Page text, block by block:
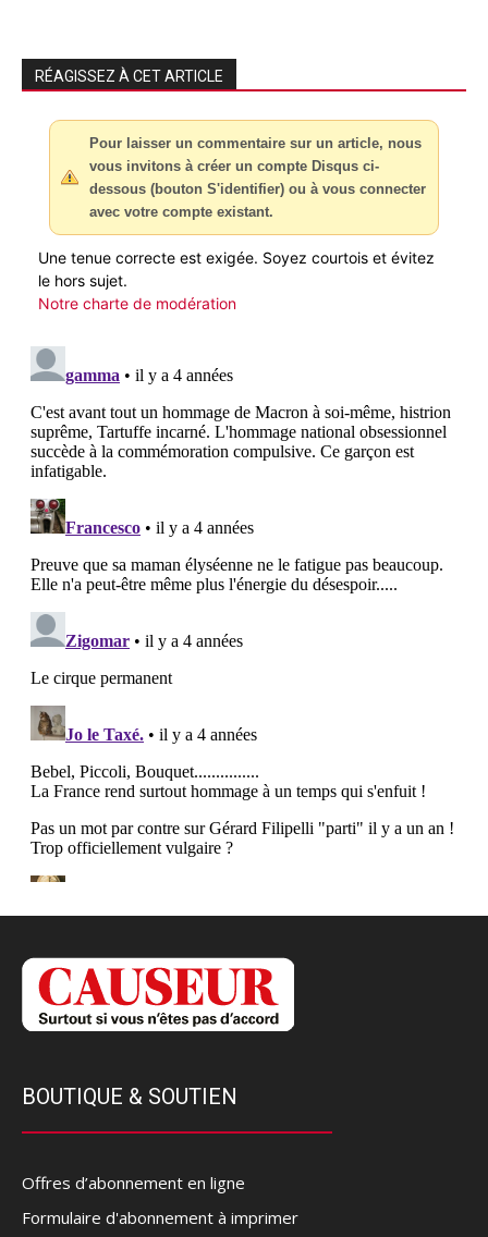
RÉAGISSEZ À CET ARTICLE
Pour laisser un commentaire sur un article, nous
vous invitons à créer un compte Disqus ci-
dessous (bouton S'identifier) ou à vous connecter
avec votre compte existant.
Une tenue correcte est exigée. Soyez courtois et évitez
le hors sujet.
Notre charte de modération
BOUTIQUE & SOUTIEN
Offres d’abonnement en ligne
Formulaire d'abonnement à imprimer